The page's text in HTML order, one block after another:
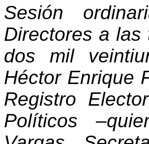
Sesión
Directores a
dos mil
Héctor Enrique
Registro
Políticos